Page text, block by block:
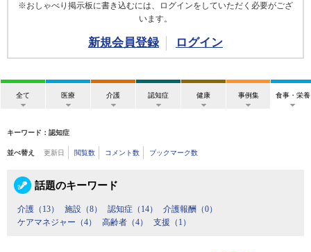
※おしゃべり掲示板に書き込むには、ログインをしていただく必要がござ
います。
新規会員登録 ログイン
全て 医療 介護 認知症 健康 事例集 食事・栄養
キーワード：認知症
並べ替え 更新日 閲覧数 コメント数 ブックマーク数
話題のキーワード
介護（13） 施設（8） 認知症（14）
介護報酬（0）
ケアマネジャー（4）
高齢者（4） 支援（1）